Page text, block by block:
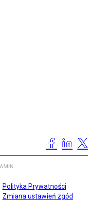
Polityka Prywatności
Zmiana ustawień zgód